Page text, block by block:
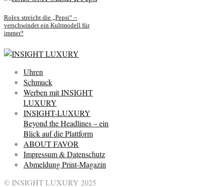
Rolex streicht die „Pepsi“ –
verschwindet ein Kultmodell für
immer?
Uhren
Schmuck
Werben mit INSIGHT
LUXURY
INSIGHT-LUXURY
Beyond the Headlines – ein
Blick auf die Plattform
ABOUT FAVOR
Impressum & Datenschutz
Abmeldung Print-Magazin
© INSIGHT LUXURY 2025